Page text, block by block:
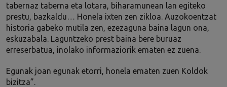
tabernaz taberna eta lotara, biharamunean lan egiteko
prestu, bazkaldu… Honela ixten zen zikloa. Auzokoentzat
historia gabeko mutila zen, ezezaguna baina lagun ona,
eskuzabala. Laguntzeko prest baina bere buruaz
erreserbatua, inolako informaziorik ematen ez zuena.
Egunak joan egunak etorri, honela ematen zuen Koldok
bizitza”.